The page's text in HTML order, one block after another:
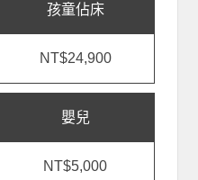
孩童佔床
NT$24,900
嬰兒
NT$5,000